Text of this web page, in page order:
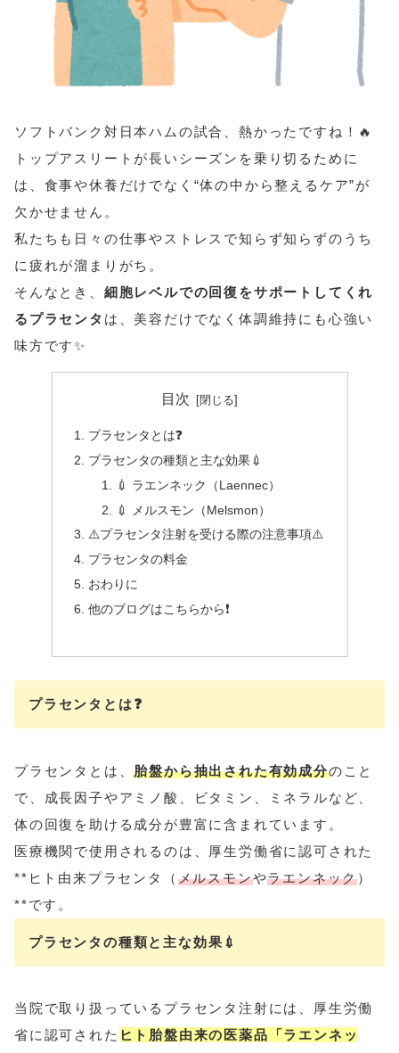
ソフトバンク対日本ハムの試合、熱かったですね！🔥
トップアスリートが長いシーズンを乗り切るために
は、食事や休養だけでなく“体の中から整えるケア”が
欠かせません。
私たちも日々の仕事やストレスで知らず知らずのうち
に疲れが溜まりがち。
そんなとき、 細胞レベルでの回復をサポートしてくれ
るプラセンタ は、美容だけでなく体調維持にも心強い
味方です✨
目次
プラセンタとは❓
プラセンタの種類と主な効果💉
💉 ラエンネック（Laennec）
💉 メルスモン（Melsmon）
⚠️プラセンタ注射を受ける際の注意事項⚠️
プラセンタの料金
おわりに
他のブログはこちらから❗️
プラセンタとは❓
プラセンタとは、胎盤から抽出された有効成分のこと
で、成長因子やアミノ酸、ビタミン、ミネラルなど、
体の回復を助ける成分が豊富に含まれています。
医療機関で使用されるのは、厚生労働省に認可された
**ヒト由来プラセンタ（ メルスモンやラエンネック）
**です。
プラセンタの種類と主な効果💉
当院で取り扱っているプラセンタ注射には、厚生労働
省に認可された ヒト胎盤由来の医薬品「ラエンネッ